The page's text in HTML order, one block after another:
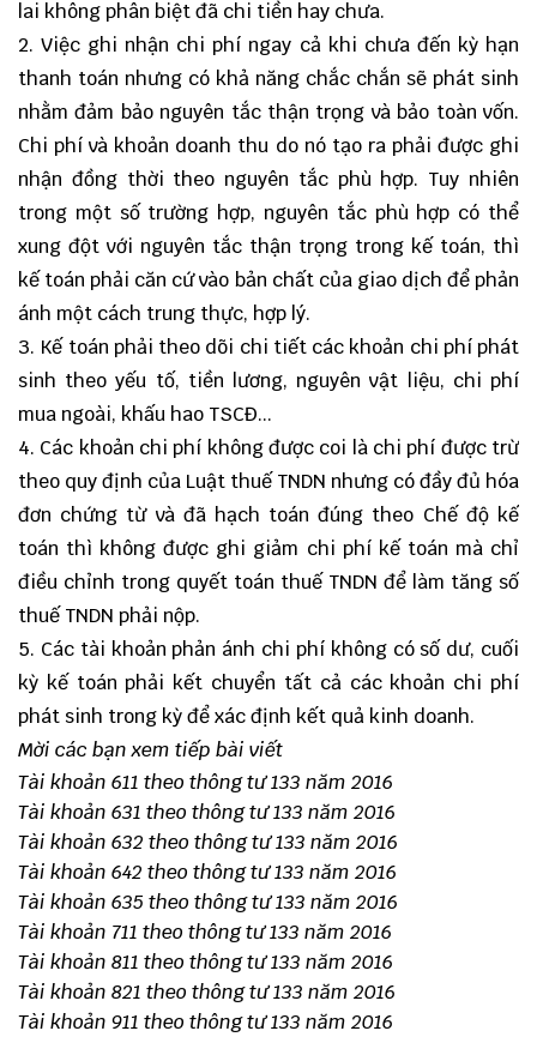
lai không phân biệt đã chi tiền hay chưa.
2. Việc ghi nhận chi phí ngay cả khi chưa đến kỳ hạn
thanh toán nhưng có khả năng chắc chắn sẽ phát sinh
nhằm đảm bảo nguyên tắc thận trọng và bảo toàn vốn.
Chi phí và khoản doanh thu do nó tạo ra phải được ghi
nhận đồng thời theo nguyên tắc phù hợp. Tuy nhiên
trong một số trường hợp, nguyên tắc phù hợp có thể
xung đột với nguyên tắc thận trọng trong kế toán, thì
kế toán phải căn cứ vào bản chất của giao dịch để phản
ánh một cách trung thực, hợp lý.
3. Kế toán phải theo dõi chi tiết các khoản chi phí phát
sinh theo yếu tố, tiền lương, nguyên vật liệu, chi phí
mua ngoài, khấu hao TSCĐ...
4. Các khoản chi phí không được coi là chi phí được trừ
theo quy định của Luật thuế TNDN nhưng có đầy đủ hóa
đơn chứng từ và đã hạch toán đúng theo Chế độ kế
toán thì không được ghi giảm chi phí kế toán mà chỉ
điều chỉnh trong quyết toán thuế TNDN để làm tăng số
thuế TNDN phải nộp.
5. Các tài khoản phản ánh chi phí không có số dư, cuối
kỳ kế toán phải kết chuyển tất cả các khoản chi phí
phát sinh trong kỳ để xác định kết quả kinh doanh.
Mời các bạn xem tiếp bài viết
Tài khoản 611 theo thông tư 133 năm 2016
Tài khoản 631 theo thông tư 133 năm 2016
Tài khoản 632 theo thông tư 133 năm 2016
Tài khoản 642 theo thông tư 133 năm 2016
Tài khoản 635 theo thông tư 133 năm 2016
Tài khoản 711 theo thông tư 133 năm 2016
Tài khoản 811 theo thông tư 133 năm 2016
Tài khoản 821 theo thông tư 133 năm 2016
Tài khoản 911 theo thông tư 133 năm 2016